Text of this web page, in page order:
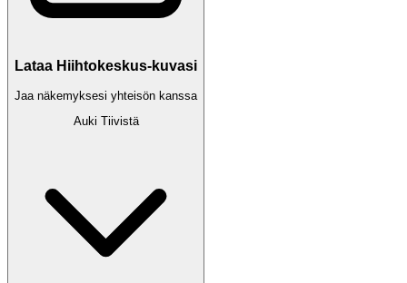
Lataa Hiihtokeskus-kuvasi
Jaa näkemyksesi yhteisön kanssa
Auki Tiivistä